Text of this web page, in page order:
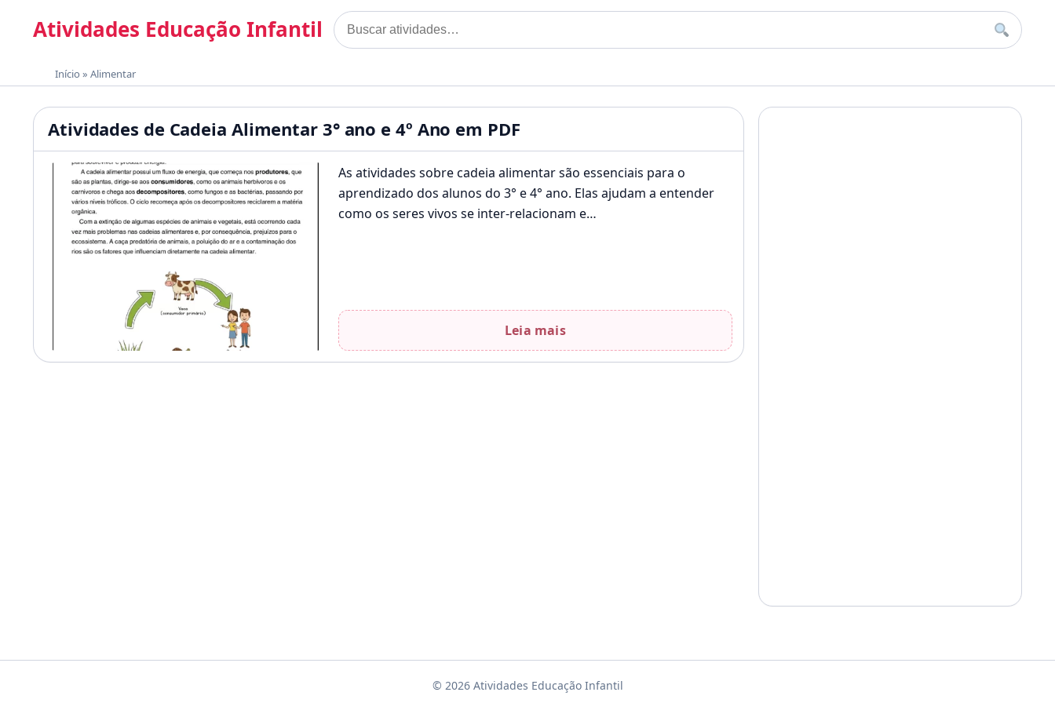
Atividades Educação Infantil Buscar por: Buscar
Início » Alimentar
Atividades Educação Infantil
Atividades de Cadeia Alimentar 3° ano e 4º Ano em PDF
As atividades sobre cadeia alimentar são essenciais para o
aprendizado dos alunos do 3° e 4° ano. Elas ajudam a entender
como os seres vivos se inter-relacionam e…
Leia mais
© 2026 Atividades Educação Infantil